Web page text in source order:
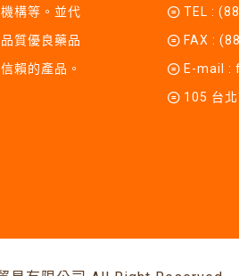
構等。並代
質優良藥品
賴的產品。
TEL :
FAX :
E-mail :
105 台